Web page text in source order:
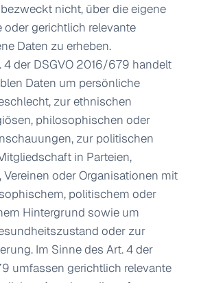
nicht, über die eigene
oder gerichtlich relevante
Daten zu erheben.
4 der DSGVO 2016/679 handelt
Daten um persönliche
zur ethnischen
philosophischen oder
zur politischen
in Parteien,
oder Organisationen mit
politischem oder
Hintergrund sowie um
oder zur
Im Sinne des Art. 4 der
umfassen gerichtlich relevante